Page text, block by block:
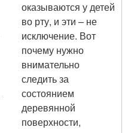
оказываются у детей
во рту, и эти – не
исключение. Вот
почему нужно
внимательно
следить за
состоянием
деревянной
поверхности,